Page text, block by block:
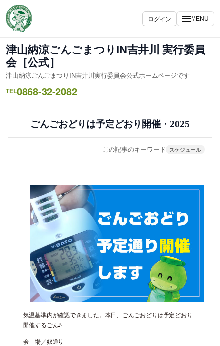
容
を
ス
キ
ッ
プ
ログイン MENU
津山納涼ごんごまつりIN吉井川 実行委員
会［公式］
津山納涼ごんごまつりIN吉井川実行委員会公式ホームページです
TEL0868-32-2082
ごんごおどりは予定どおり開催・2025
この記事のキーワード スケジュール
気温基準内が確認できました。本日、ごんごおどりは予定どおり
開催するごん♪
会 場／奴通り